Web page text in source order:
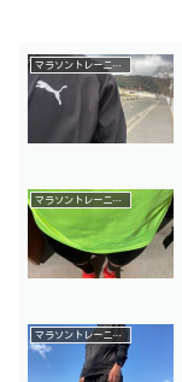
マラソントレーニング
マラソントレーニング
マラソントレーニング